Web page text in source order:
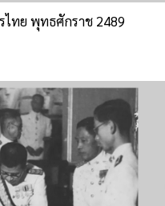
ทย พุทธศักราช 2489